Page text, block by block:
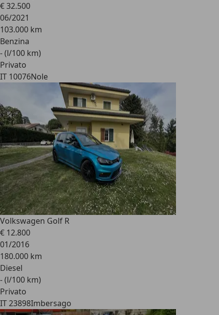
€ 32.500
06/2021
103.000 km
Benzina
- (l/100 km)
Privato
IT 10076Nole
Volkswagen Golf R
€ 12.800
01/2016
180.000 km
Diesel
- (l/100 km)
Privato
IT 23898Imbersago